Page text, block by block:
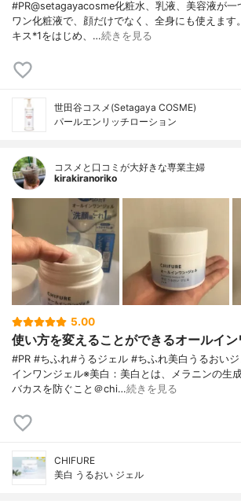
#PR@setagayacosme化粧水、乳液、美容液が一
ワン化粧液で、顔だけでなく、全身にも使えます
キス*1をはじめ、…続きを見る
世田谷コスメ(Setagaya COSME)
パールエンリッチローション
コスメと口コミが大好きな専業主婦
kirakiranoriko
5.00
使い方を変えることができるオールイ
#PR #ちふれ#うるジェル #ちふれ美白うるおい
インワンジェル※美白：美白とは、メラニンの生
バカスを防ぐこと＠chi…続きを見る
CHIFURE
美白 うるおい ジェル